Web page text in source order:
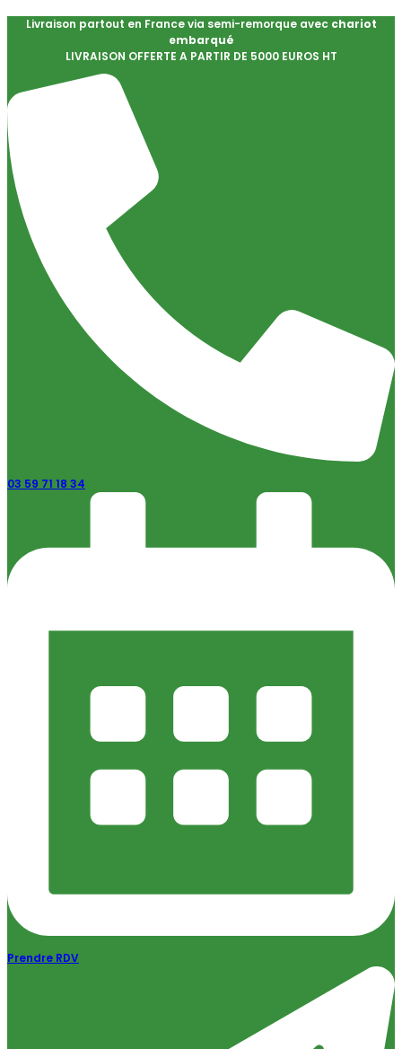
Livraison partout en France via semi-remorque avec chariot
embarqué
LIVRAISON OFFERTE A PARTIR DE 5000 EUROS HT
03 59 71 18 34
Prendre RDV